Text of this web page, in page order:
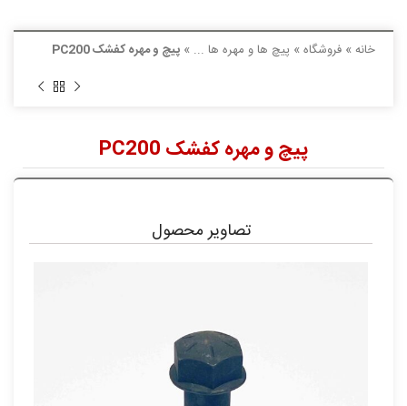
خانه» فروشگاه» پیچ ها و مهره ها ... » پیچ و مهره کفشک PC200
پیچ و مهره کفشک PC200
تصاویر محصول